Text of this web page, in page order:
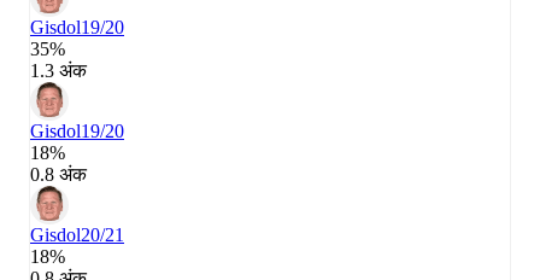
Gisdol19/20
35%
1.3 अंक
Gisdol19/20
18%
0.8 अंक
Gisdol20/21
18%